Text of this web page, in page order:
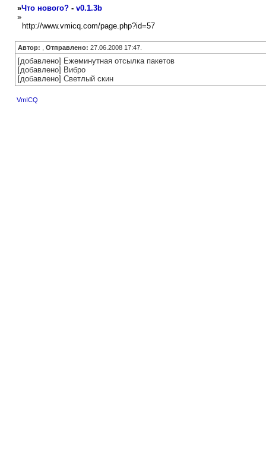
»Что нового?- v0.1.3b
»
http://www.vmicq.com/page.php?id=57
Автор: Отправлено: 27.06.2008 17:47.
[добавлено] Ежеминутная отсылка пакетов
[добавлено] Вибро
[добавлено] Светлый скин
VmICQ